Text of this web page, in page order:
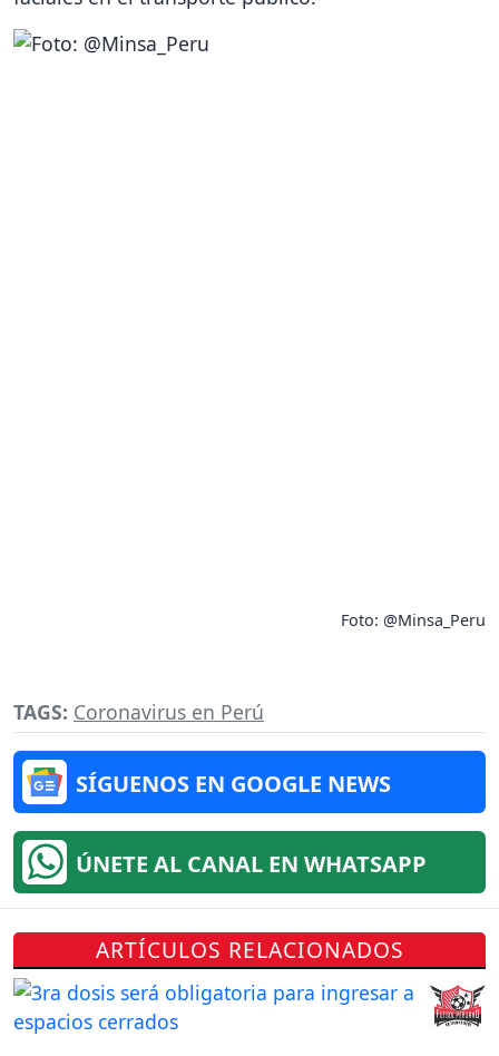
Foto: @Minsa_Peru
TAGS: Coronavirus en Perú
SÍGUENOS EN GOOGLE NEWS
ÚNETE AL CANAL EN WHATSAPP
ARTÍCULOS RELACIONADOS